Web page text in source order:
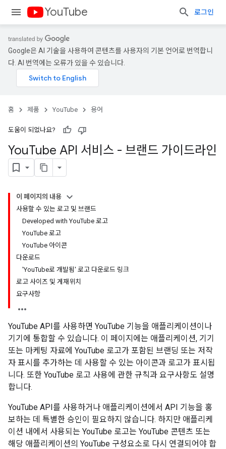
YouTube 로그인
Google은 AI 기술을 사용하여 콘텐츠를 사용자의 기본 언어로 번역합니
다. AI 번역에는 오류가 있을 수 있습니다.
홈 제품 YouTube 용어
도움이 되었나요?
YouTube API 서비스 - 브랜드 가이드라인
이 페이지의 내용
사용할 수 있는 로고 및 브랜드
Developed with YouTube 로고
YouTube 로고
YouTube 아이콘
다운로드
'YouTube로 개발됨' 로고 다운로드 링크
로고 사이즈 및 게재위치
요구사항
YouTube API를 사용하면 YouTube 기능을 애플리케이션이나
기기에 통합할 수 있습니다. 이 페이지에는 애플리케이션, 기기
또는 마케팅 자료에 YouTube 로고가 포함된 브랜딩 또는 저작
자 표시를 추가하는 데 사용할 수 있는 아이콘과 로고가 표시됩
니다. 또한 YouTube 로고 사용에 관한 규칙과 요구사항도 설명
합니다.
YouTube API를 사용하거나 애플리케이션에서 API 기능을 홍
보하는 데 특별한 승인이 필요하지 않습니다. 하지만 애플리케
이션 내에서 사용되는 YouTube 로고는 YouTube 콘텐츠 또는
해당 애플리케이션의 YouTube 구성요소로 다시 연결되어야 합